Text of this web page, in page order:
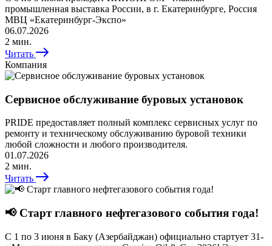
промышленная выставка России, в г. Екатеринбурге, Россия
МВЦ «Екатеринбург-Экспо»
06.07.2026
2 мин.
Читать
Компания
Сервисное обслуживание буровых установок
PRIDE предоставляет полный комплекс сервисных услуг по
ремонту и техническому обслуживанию буровой техники
любой сложности и любого производителя.
01.07.2026
2 мин.
Читать
📢 Старт главного нефтегазового события года!
С 1 по 3 июня в Баку (Азербайджан) официально стартует 31-